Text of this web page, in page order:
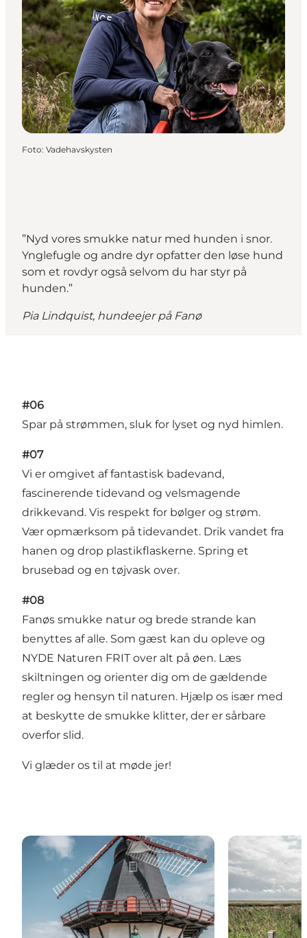
Foto: Vadehavskysten
”Nyd vores smukke natur med hunden i snor.
Ynglefugle og andre dyr opfatter den løse hund
som et rovdyr også selvom du har styr på
hunden.”
Pia Lindquist, hundeejer på Fanø
#06
Spar på strømmen, sluk for lyset og nyd himlen.
#07
Vi er omgivet af fantastisk badevand,
fascinerende tidevand og velsmagende
drikkevand. Vis respekt for bølger og strøm.
Vær opmærksom på tidevandet. Drik vandet fra
hanen og drop plastikflaskerne. Spring et
brusebad og en tøjvask over.
#08
Fanøs smukke natur og brede strande kan
benyttes af alle. Som gæst kan du opleve og
NYDE Naturen FRIT over alt på øen. Læs
skiltningen og orienter dig om de gældende
regler og hensyn til naturen. Hjælp os især med
at beskytte de smukke klitter, der er sårbare
overfor slid.
Vi glæder os til at møde jer!
Seværdigheder på Fanø